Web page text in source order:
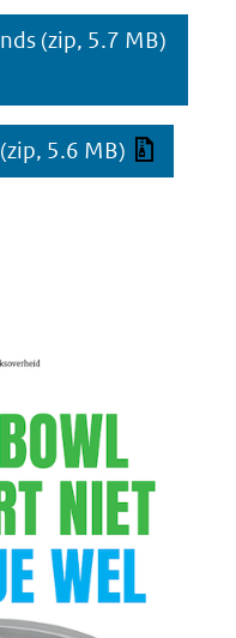
(zip, 5.7 MB)
5.6 MB)